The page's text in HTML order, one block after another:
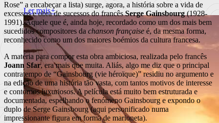
Ler mais+
Rose” a encabeçar a lista) surge, agora, a história sobre a vida de
excessos e obra de sucessos do francêsSerge Gainsbourg(1928-
1991). Aquele que é, ainda hoje, recordado como um dos mais bem
sucedidos compositores da chanson française é, da mesma forma,
reconhecido como um dos maiores boémios da cultura francesa.
A matéria para compor esta obra ambiciosa, realizada pelo francês
Joann Sfar, era mais que muita. Aliás, algo me diz que o principal
contratempo de “Gainsbourg (vie héroïque)” residiu no argumento e
na edição de uma história tão vasta, com tantos motivos de interesse
e contornos luxuriosos. A película está muito bem estruturada e
documentada, espelhando o fenómeno Gainsbourg e expondo o
duplo de Serge Gainsbourg (aqui personificado numa
impressionante figura em forma de marioneta).